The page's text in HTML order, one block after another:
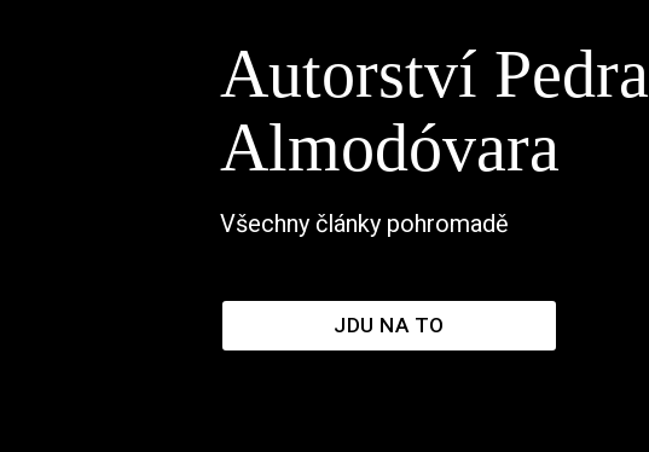
Autorství Pedra
Almodóvara
Všechny články pohromadě
JDU NA TO